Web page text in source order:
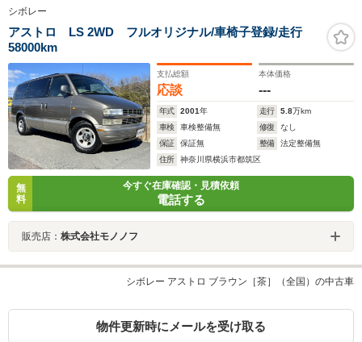
シボレー
アストロ LS 2WD フルオリジナル/車椅子登録/走行
58000km
支払総額
応談
本体価格
---
年式 2001年 走行 5.8万km
車検
車検整備無 修復
なし
保証
保証無 整備
法定整備無
住所
神奈川県横浜市都筑区
無
料
今すぐ在庫確認・見積依頼
電話する
販売店： 株式会社モノノフ
シボレー アストロ ブラウン［茶］（全国）の中古車
物件更新時にメールを受け取る